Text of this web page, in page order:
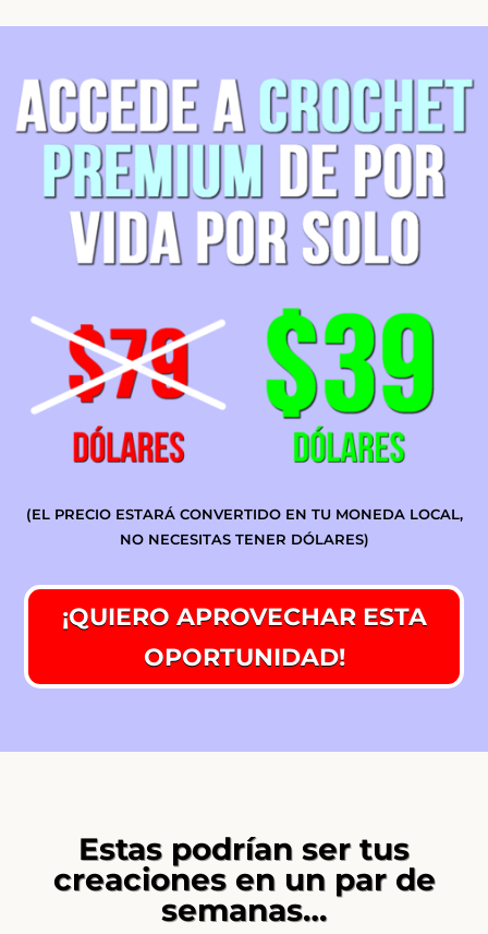
(EL PRECIO ESTARÁ CONVERTIDO EN TU MONEDA LOCAL,
NO NECESITAS TENER DÓLARES)
¡QUIERO APROVECHAR ESTA
OPORTUNIDAD!
Estas podrían ser tus
creaciones en un par de
semanas…